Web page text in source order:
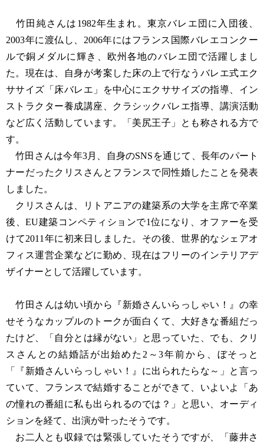
竹田純さんは1982年生まれ。東京バレエ団に入団後、
2003年に渡仏し、2006年にはフランス国際バレエコンクー
ルで銅メダルに輝き、欧州各地のバレエ団で活躍しまし
た。現在は、自身が考案した床の上で行なうバレエ式エク
ササイズ「床バレエ」を中心にエクササイズの指導、イン
ストラクター養成講座、クラシックバレエ指導、講演活動
など広く活動しています。「美尻王子」とも称される方で
す。
竹田さんは今年3月、自身のSNSを通じて、長年のパート
ナーだったクリスさんとフランスで同性婚したことを発表
しました。
クリスさんは、リトアニアの建築系の大学を主席で卒業
後、EU建築コンペティションで1位になり、オファーを受
けて2011年に初来日しました。その後、世界的なシェアオ
フィス運営企業などに勤め、現在はフリーのインテリアデ
ザイナーとして活躍しています。
竹田さんは幼い頃から『新婚さんいらっしゃい！』の幸
せそうなカップルのトークが面白くて、大好きな番組だっ
たけど、「自分とは縁がない」と思っていた、でも、クリ
スさんとの結婚話が出始めた2～3年前から、ぼそっと
「『新婚さんいらっしゃい！』に出られたらな～」と言っ
ていて、フランスで結婚することができて、いよいよ「あ
の憧れの番組に私も出られるのでは？」と思い、オーディ
ションを経て、出演が叶ったそうです。
お二人とも収録では緊張していたそうですが、「藤井さ